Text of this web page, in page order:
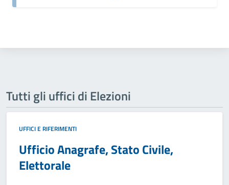
Tutti gli uffici di Elezioni
UFFICI E RIFERIMENTI
Ufficio Anagrafe, Stato Civile,
Elettorale